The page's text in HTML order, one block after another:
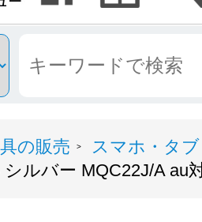
の販売 >
スマホ・タ
シルバー MQC22J/A au